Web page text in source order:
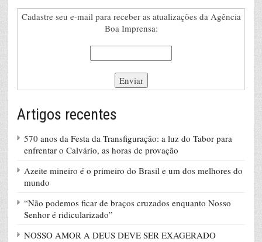
Cadastre seu e-mail para receber as atualizações da Agência
Boa Imprensa:
Artigos recentes
570 anos da Festa da Transfiguração: a luz do Tabor para
enfrentar o Calvário, as horas de provação
Azeite mineiro é o primeiro do Brasil e um dos melhores do
mundo
“Não podemos ficar de braços cruzados enquanto Nosso
Senhor é ridicularizado”
NOSSO AMOR A DEUS DEVE SER EXAGERADO